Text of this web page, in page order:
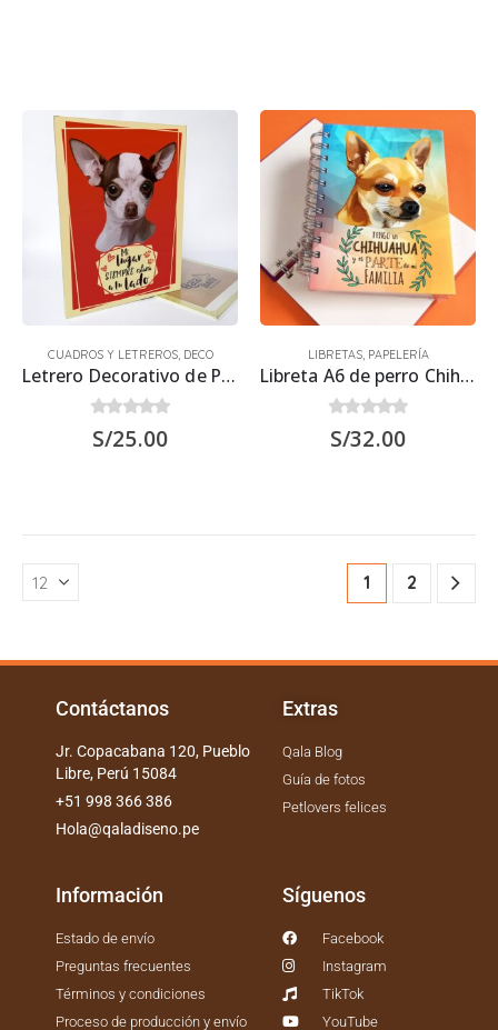
CUADROS Y LETREROS, DECO
Letrero Decorativo de Perro Chihuahua Blanco 30×22.5 cms
0out of 5
S/25.00
LIBRETAS, PAPELERÍA
Libreta A6 de perro Chihuahua 15.50 x 11.50 cm
0out of 5
S/32.00
1 2
Contáctanos
Jr. Copacabana 120, Pueblo
Libre, Perú 15084
+51 998 366 386
Hola@qaladiseno.pe
Extras
Qala Blog
Guía de fotos
Petlovers felices
Información
Estado de envío
Preguntas frecuentes
Términos y condiciones
Proceso de producción y envío
Síguenos
Facebook
Instagram
TikTok
YouTube